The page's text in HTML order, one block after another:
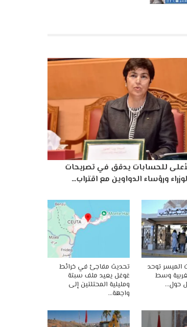
للحسابات يدقق في تصريحات
ورؤساء الدواوين مع اقتراب…
الميسر توحد
وسط
حول…
تحديث مفاجئ في خرائط
غوغل يعيد ملف سبتة
ومليلية المحتلتين إلى
واجهة…